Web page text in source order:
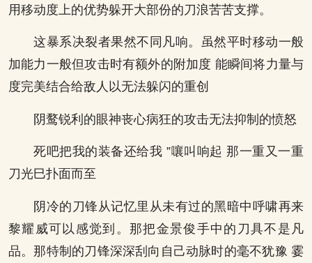
用移动度上的优势躲开大部份的刀浪苦苦支撑。
这暴系决裂者果然不同凡响。虽然平时移动一般
加能力一般但攻击时有额外的附加度 能瞬间将力量与
度完美结合给敌人以无法躲闪的重创
阴鹜锐利的眼神丧心病狂的攻击无法抑制的愤怒
死吧把我的装备还给我 ”嚷叫响起 那一重又一重
刀光巳扑面而至
阴冷的刀锋从记忆里从未有过的黑暗中呼啸再来
黎耀威可以感觉到。那把金景俊手中的刀具不是凡
品。那特制的刀锋深深刮向自己动脉时的毫不犹豫 霎